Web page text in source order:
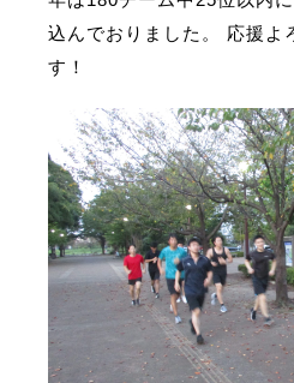
込んでおりました。 応援よ
す！